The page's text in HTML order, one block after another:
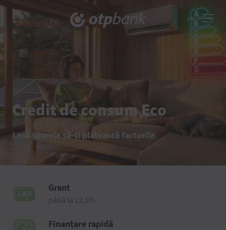
ro
Credit de consum Eco
Lasă soarele să-ți plătească facturile
Grant
până la 22,5%
Finanțare rapidă